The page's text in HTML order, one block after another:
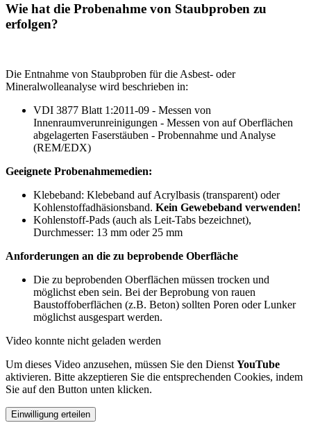
Wie hat die Probenahme von Staubproben zu
erfolgen?
Die Entnahme von Staubproben für die Asbest- oder
Mineralwolleanalyse wird beschrieben in:
VDI 3877 Blatt 1:2011-09 - Messen von
Innenraumverunreinigungen - Messen von auf Oberflächen
abgelagerten Faserstäuben - Probennahme und Analyse
(REM/EDX)
Geeignete Probenahmemedien:
Klebeband: Klebeband auf Acrylbasis (transparent) oder
Kohlenstoffadhäsionsband. Kein Gewebeband verwenden!
Kohlenstoff-Pads (auch als Leit-Tabs bezeichnet),
Durchmesser: 13 mm oder 25 mm
Anforderungen an die zu beprobende Oberfläche
Die zu beprobenden Oberflächen müssen trocken und
möglichst eben sein. Bei der Beprobung von rauen
Baustoffoberflächen (z.B. Beton) sollten Poren oder Lunker
möglichst ausgespart werden.
Video konnte nicht geladen werden
Um dieses Video anzusehen, müssen Sie den Dienst YouTube
aktivieren. Bitte akzeptieren Sie die entsprechenden Cookies, indem
Sie auf den Button unten klicken.
Einwilligung erteilen